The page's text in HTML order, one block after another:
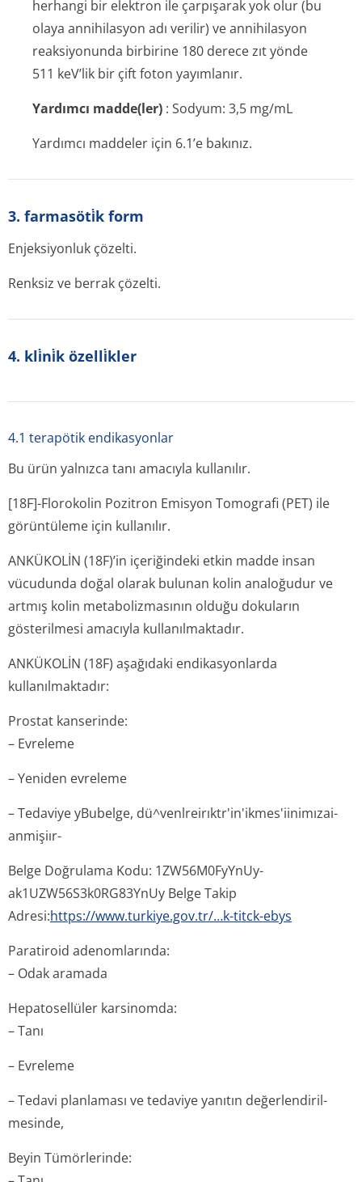
herhangi bir elektron ile çarpışarak yok olur (bu
olaya annihilasyon adı verilir) ve annihilasyon
reaksiyonunda birbirine 180 derece zıt yönde
511 keV’lik bir çift foton yayımlanır.
Yardımcı madde(ler) : Sodyum: 3,5 mg/mL
Yardımcı maddeler için 6.1’e bakınız.
3. farmasöti̇k form
Enjeksiyonluk çözelti.
Renksiz ve berrak çözelti.
4. kli̇ni̇k özelli̇kler
4.1 terapötik endikasyonlar
Bu ürün yalnızca tanı amacıyla kullanılır.
[18F]-Florokolin Pozitron Emisyon Tomografi (PET) ile
görüntüleme için kullanılır.
ANKÜKOLİN (18F)’in içeriğindeki etkin madde insan
vücudunda doğal olarak bulunan kolin analoğudur ve
artmış kolin metabolizmasının olduğu dokuların
gösterilmesi amacıyla kullanılmaktadır.
ANKÜKOLİN (18F) aşağıdaki endikasyonlarda
kullanılmaktadır:
Prostat kanserinde:
– Evreleme
– Yeniden evreleme
– Tedaviye yBubelge, dü^venlreirıktr'in'ik­mes'iinimızai­
anmişiır-
Belge Doğrulama Kodu: 1ZW56M0FyYnUy­
ak1UZW56S3k0RG83Y­nUy Belge Takip
Adresi:https://www.turkiye.gov.tr/…k-titck-ebys
Paratiroid adenomlarında:
– Odak aramada
Hepatosellüler karsinomda:
– Tanı
– Evreleme
– Tedavi planlaması ve tedaviye yanıtın değerlendiril­
mesinde,
Beyin Tümörlerinde: